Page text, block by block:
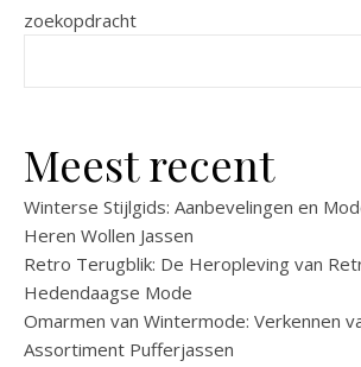
zoekopdracht
Meest recent
Winterse Stijlgids: Aanbevelingen en
Heren Wollen Jassen
Retro Terugblik: De Heropleving van
Hedendaagse Mode
Omarmen van Wintermode: Verkennen
Assortiment Pufferjassen